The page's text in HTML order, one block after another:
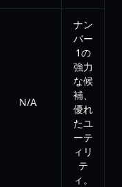
N/A
ナン
バー
1の
強力
な候
補、
優れ
たユ
ーテ
ィリ
テ
ィ。